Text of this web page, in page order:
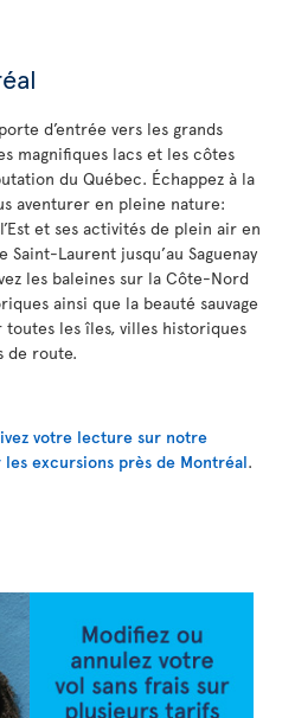
d’entrée vers les grands
magnifiques lacs et les côtes
du Québec. Échappez à la
aventurer en pleine nature:
et ses activités de plein air en
Laurent jusqu’au Saguenay
les baleines sur la Côte-Nord
ainsi que la beauté sauvage
toutes les îles, villes historiques
de route.
votre lecture sur notre
excursions près de Montréal.